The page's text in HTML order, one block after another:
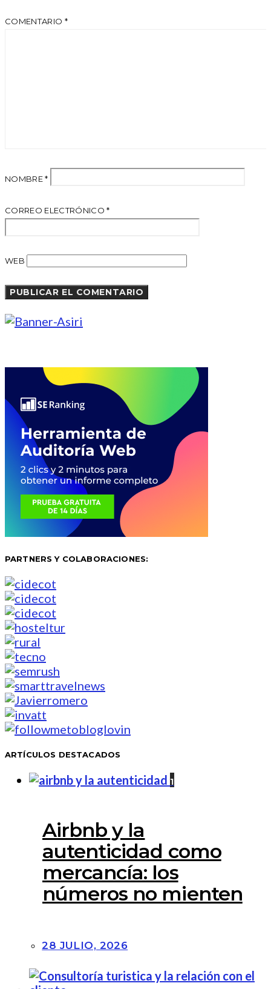
COMENTARIO *
NOMBRE*
CORREO ELECTRÓNICO*
WEB
PARTNERS Y COLABORACIONES:
ARTÍCULOS DESTACADOS
1
Airbnb y la
autenticidad como
mercancía: los
números no mienten
28 JULIO, 2026